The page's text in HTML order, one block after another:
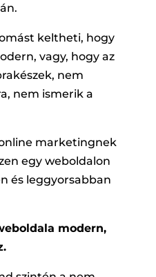
keltheti, hogy
vagy, hogy az
nem
nem ismerik a
marketingnek
egy weboldalon
és leggyorsabban
modern,